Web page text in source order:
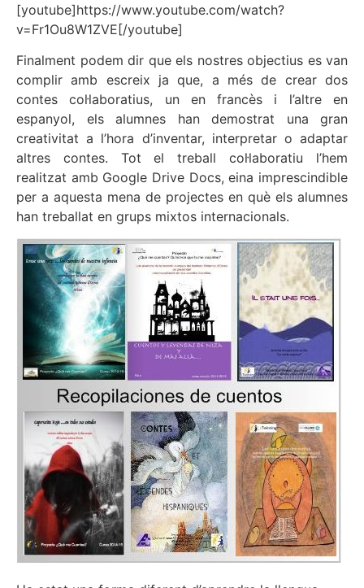
[youtube]https://www.youtube.com/watch?
v=Fr1Ou8W1ZVE[/youtube]
Finalment podem dir que els nostres objectius es van
complir amb escreix ja que, a més de crear dos
contes col·laboratius, un en francès i l’altre en
espanyol, els alumnes han demostrat una gran
creativitat a l’hora d’inventar, interpretar o adaptar
altres contes. Tot el treball col·laboratiu l’hem
realitzat amb Google Drive Docs, eina imprescindible
per a aquesta mena de projectes en què els alumnes
han treballat en grups mixtos internacionals.